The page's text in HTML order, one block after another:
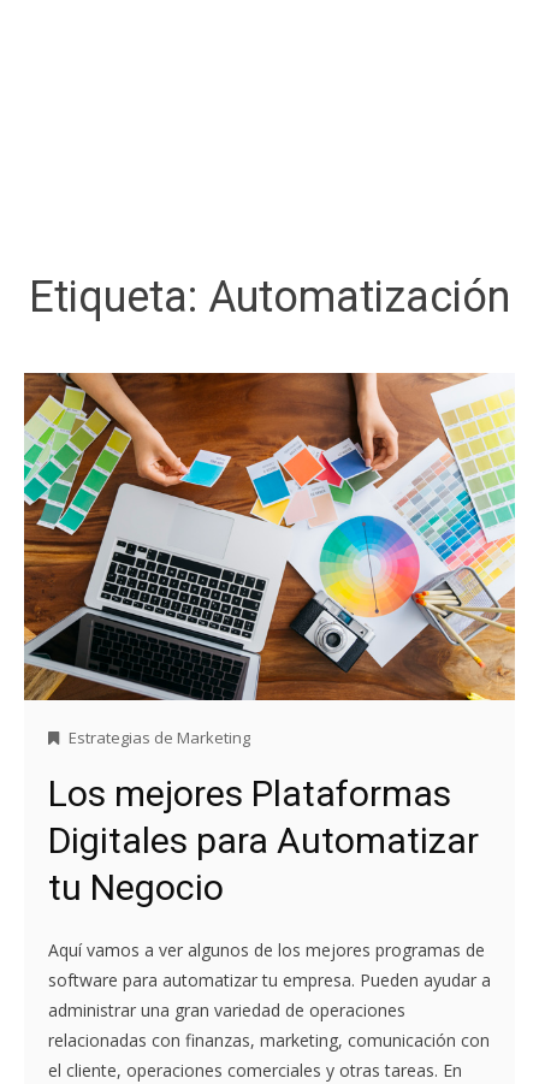
Etiqueta: Automatización
Estrategias de Marketing
Los mejores Plataformas
Digitales para Automatizar
tu Negocio
Aquí vamos a ver algunos de los mejores programas de
software para automatizar tu empresa. Pueden ayudar a
administrar una gran variedad de operaciones
relacionadas con finanzas, marketing, comunicación con
el cliente, operaciones comerciales y otras tareas. En